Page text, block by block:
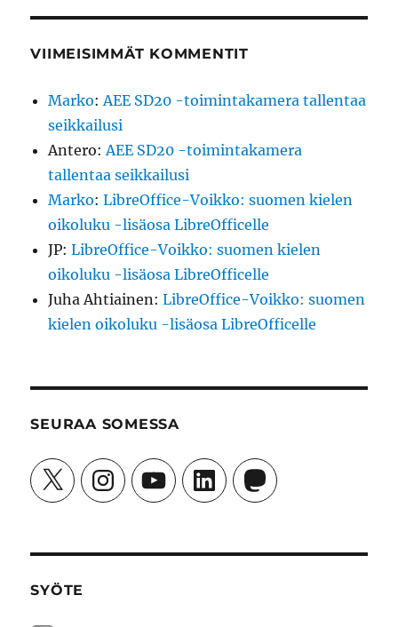
VIIMEISIMMÄT KOMMENTIT
Marko:AEE SD20 -toimintakamera tallentaa
seikkailusi
Antero:AEE SD20 -toimintakamera
tallentaa seikkailusi
Marko:LibreOffice-Voikko: suomen kielen
oikoluku -lisäosa LibreOfficelle
JP:LibreOffice-Voikko: suomen kielen
oikoluku -lisäosa LibreOfficelle
Juha Ahtiainen:LibreOffice-Voikko: suomen
kielen oikoluku -lisäosa LibreOfficelle
SEURAA SOMESSA
X InstagramYouTubeLinkedInMastodon
SYÖTE